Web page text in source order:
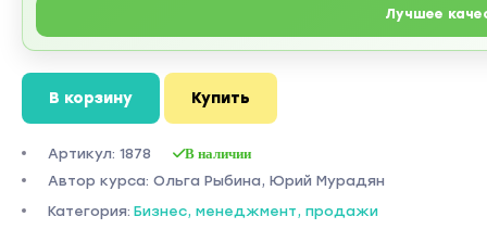
Лучшее
В корзину Купить
Артикул: 1878 В наличии
Автор курса: Ольга Рыбина, Юрий Мурадян
Категория: Бизнес, менеджмент, продажи